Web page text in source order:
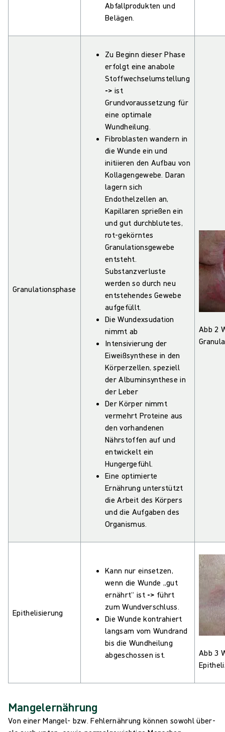
Abfallprodukten und
Belägen.
Granulationsphase
Zu Beginn dieser Phase
erfolgt eine anabole
Stoffwechselumstellung
-> ist
Grundvoraussetzung für
eine optimale
Wundheilung.
Fibroblasten wandern in
die Wunde ein und
initiieren den Aufbau von
Kollagengewebe. Daran
lagern sich
Endothelzellen an,
Kapillaren sprießen ein
und gut durchblutetes,
rot-gekörntes
Granulationsgewebe
entsteht.
Substanzverluste
werden so durch neu
entstehendes Gewebe
aufgefüllt.
Die Wundexsudation
nimmt ab
Intensivierung der
Eiweißsynthese in den
Körperzellen, speziell
der Albuminsynthese in
der Leber
Der Körper nimmt
vermehrt Proteine aus
den vorhandenen
Nährstoffen auf und
entwickelt ein
Hungergefühl.
Eine optimierte
Ernährung unterstützt
die Arbeit des Körpers
und die Aufgaben des
Organismus.
Abb 2
Epithelisierung
Kann nur einsetzen,
wenn die Wunde „gut
ernährt“ ist -> führt
zum Wundverschluss.
Die Wunde kontrahiert
langsam vom Wundrand
bis die Wundheilung
abgeschossen ist.
Abb 3
Mangelernährung
Von einer Mangel- bzw. Fehlernährung können sowohl über-